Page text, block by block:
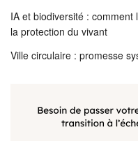
IA et biodiversité : comment
la protection du vivant
Ville circulaire : promesse